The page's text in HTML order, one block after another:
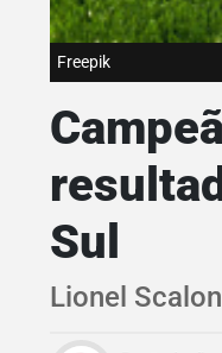
Freepik
Sul
Lionel